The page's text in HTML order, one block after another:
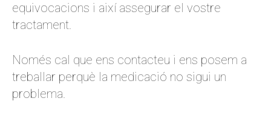
equivocacions i així assegurar el vostre
tractament.
Només cal que ens contacteu i ens posem a
treballar perquè la medicació no sigui un
problema.